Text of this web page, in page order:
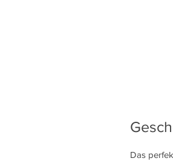
Das